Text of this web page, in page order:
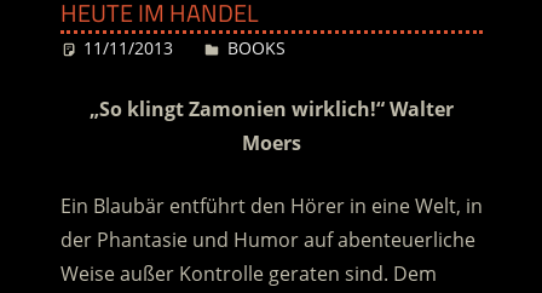
HEUTE IM HANDEL
11/11/2013 Desiree
BOOKS
„So klingt Zamonien wirklich!“ Walter
Moers
Ein Blaubär entführt den Hörer in eine Welt, in
der Phantasie und Humor auf abenteuerliche
Weise außer Kontrolle geraten sind. Dem